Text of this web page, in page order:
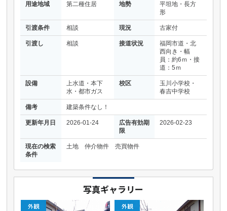
用途地域 第二種住居 地勢
平坦地・長方
形
引渡条件 相談 現況 古家付
引渡し 相談 接道状況
福岡市道・北
西向き・幅
員：約6ｍ・接
道：5ｍ
設備
上水道・本下
水・都市ガス
校区
玉川小学校・
春吉中学校
備考 建築条件なし！
更新年月日 2026-01-24
広告有効期
限
2026-02-23
現在の検索
条件
土地 仲介物件 売買物件
写真ギャラリー
外観 外観